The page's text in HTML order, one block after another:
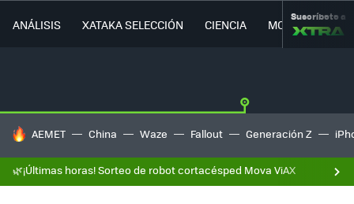
ANÁLISIS XATAKA SELECCIÓN CIENCIA MOVILIDAD
Suscríbete a
HOY SE HABLA DE
AEMET China Waze Fallout Generación Z
🌿¡Últimas horas! Sorteo de robot cortacésped Mova ViAX